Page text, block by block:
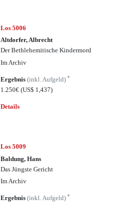
Los 5006
Altdorfer, Albrecht
Der Bethlehemitische Kindermord
Im Archiv
Ergebnis(inkl. Aufgeld)*
1.250€(US$ 1,437)
Details
Los 5009
Baldung, Hans
Das Jüngste Gericht
Im Archiv
Ergebnis(inkl. Aufgeld)*